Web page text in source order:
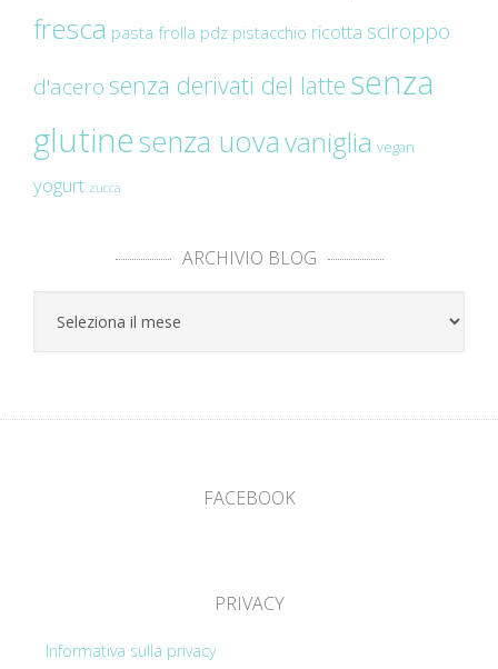
fresca pasta frolla pdz pistacchio ricotta sciroppo
d'acero senza derivati del latte senza
glutinesenza uovavaniglia vegan
yogurt zucca
ARCHIVIO BLOG
Archivio
Blog
FACEBOOK
PRIVACY
Informativa sulla privacy